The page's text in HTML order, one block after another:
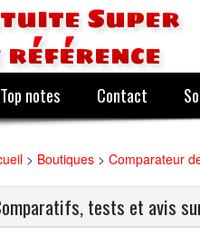
Super
référence
Top notes Contact
> Boutiques > Comparateur
tests et avis